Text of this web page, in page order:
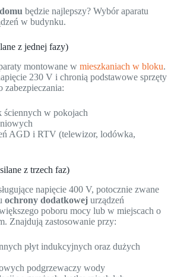
będzie najlepszy? Wybór aparatu
w budynku.
z jednej fazy)
montowane w mieszkaniach w bloku.
230 V i chronią podstawowe sprzęty
zabezpieczania:
ściennych w pokojach
AGD i RTV (telewizor, lodówka,
z trzech faz)
napięcie 400 V, potocznie zwane
ochrony dodatkowej urządzeń
poboru mocy lub w miejscach o
Znajdują zastosowanie przy:
płyt indukcyjnych oraz dużych
podgrzewaczy wody